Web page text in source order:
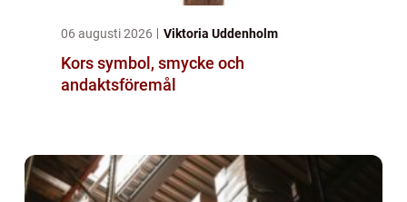
06 augusti 2026 Viktoria Uddenholm
Kors symbol, smycke och
andaktsföremål